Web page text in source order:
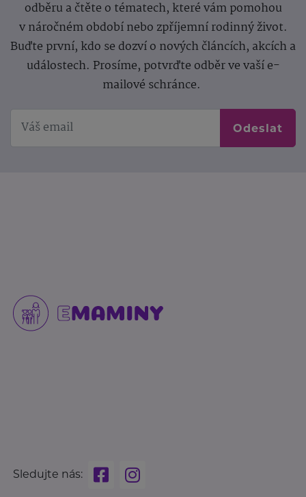
odběru a čtěte o tématech, které vám pomohou
v náročném období nebo zpříjemní rodinný život.
Buďte první, kdo se dozví o nových článcích, akcích a
událostech. Prosíme, potvrďte odběr ve vaší e-
mailové schránce.
Odeslat
Sledujte nás: